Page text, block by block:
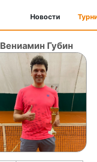
Новости
Вениамин Губин